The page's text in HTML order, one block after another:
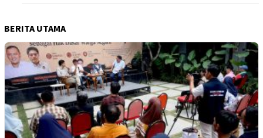
BERITA UTAMA